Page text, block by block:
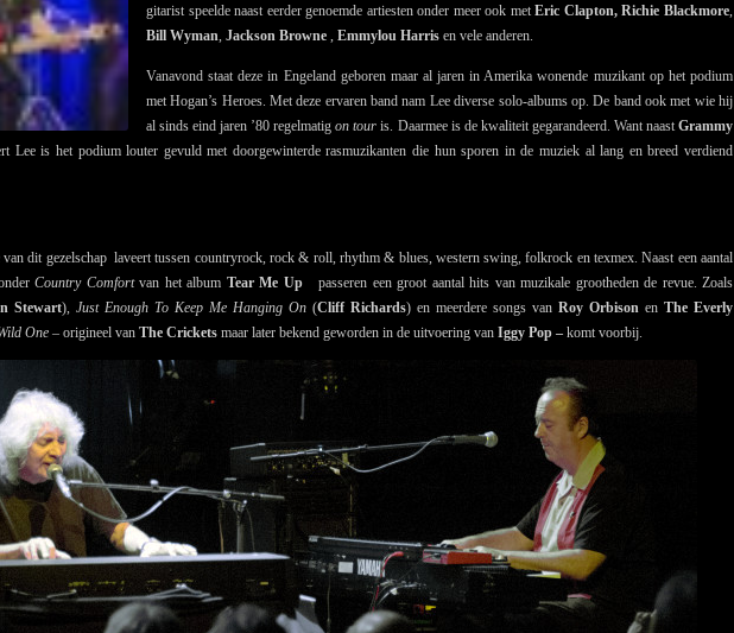
gitarist speelde naast eerder genoemde artiesten onder meer ook metEric Clapton, Richie Blackmore,
Bill Wyman, Jackson Browne , Emmylou Harris en vele anderen.
Vanavond staat deze in Engeland geboren maar al jaren in Amerika wonende muzikant op het podium
met Hogan’s Heroes. Met deze ervaren band nam Lee diverse solo-albums op. De band ook met wie hij
al sinds eind jaren ’80 regelmatigon tour is. Daarmee is de kwaliteit gegarandeerd. Want naast Grammy
Lee is het podium louter gevuld met doorgewinterde rasmuzikanten die hun sporen in de muziek al lang en breed verdiend
van dit gezelschap laveert tussen countryrock, rock & roll, rhythm & blues, western swing, folkrock en texmex. Naast een aantal
Country Comfortvan het album Tear Me Uppasseren een groot aantal hits van muzikale grootheden de revue. Zoals
Stewart), Just Enough To Keep Me Hanging On (Cliff Richards) en meerdere songs van Roy Orbison en The Everly
One – origineel van The Crickets maar later bekend geworden in de uitvoering van Iggy Pop – komt voorbij.